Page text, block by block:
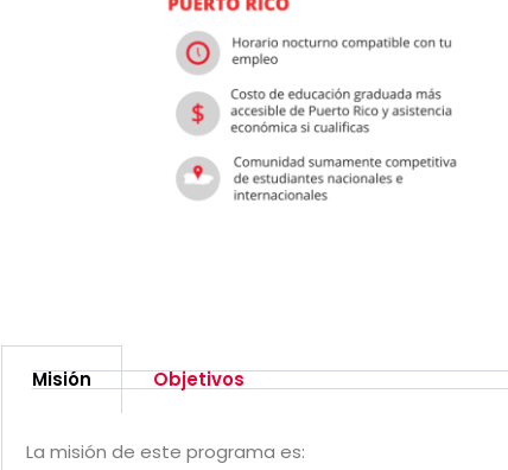
Misión Objetivos
La misión de este programa es: